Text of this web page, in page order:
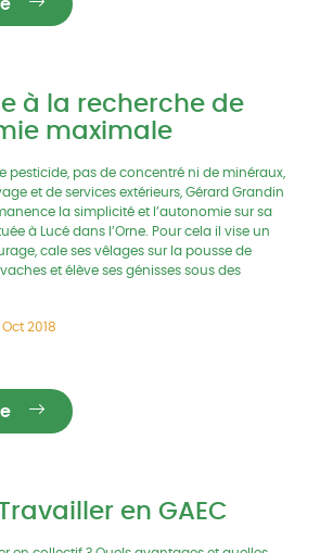
à la recherche de
maximale
pesticide, pas de concentré ni de minéraux,
et de services extérieurs, Gérard Grandin
la simplicité et l’autonomie sur sa
à Lucé dans l’Orne. Pour cela il vise un
cale ses vêlages sur la pousse de
vaches et élève ses génisses sous des
2018
en GAEC